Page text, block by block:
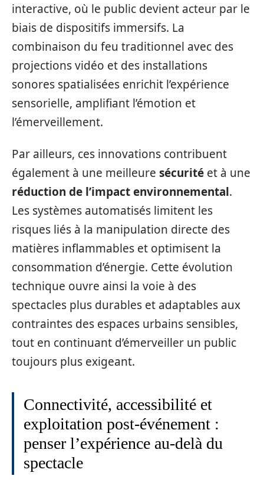
interactive, où le public devient acteur par le
biais de dispositifs immersifs. La
combinaison du feu traditionnel avec des
projections vidéo et des installations
sonores spatialisées enrichit l’expérience
sensorielle, amplifiant l’émotion et
l’émerveillement.
Par ailleurs, ces innovations contribuent
également à une meilleure sécurité et à une
réduction de l’impact environnemental.
Les systèmes automatisés limitent les
risques liés à la manipulation directe des
matières inflammables et optimisent la
consommation d’énergie. Cette évolution
technique ouvre ainsi la voie à des
spectacles plus durables et adaptables aux
contraintes des espaces urbains sensibles,
tout en continuant d’émerveiller un public
toujours plus exigeant.
Connectivité, accessibilité et
exploitation post‑événement :
penser l’expérience au-delà du
spectacle